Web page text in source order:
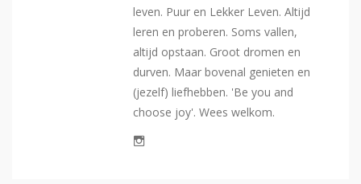
leven. Puur en Lekker Leven. Altijd
leren en proberen. Soms vallen,
altijd opstaan. Groot dromen en
durven. Maar bovenal genieten en
(jezelf) liefhebben. 'Be you and
choose joy'. Wees welkom.